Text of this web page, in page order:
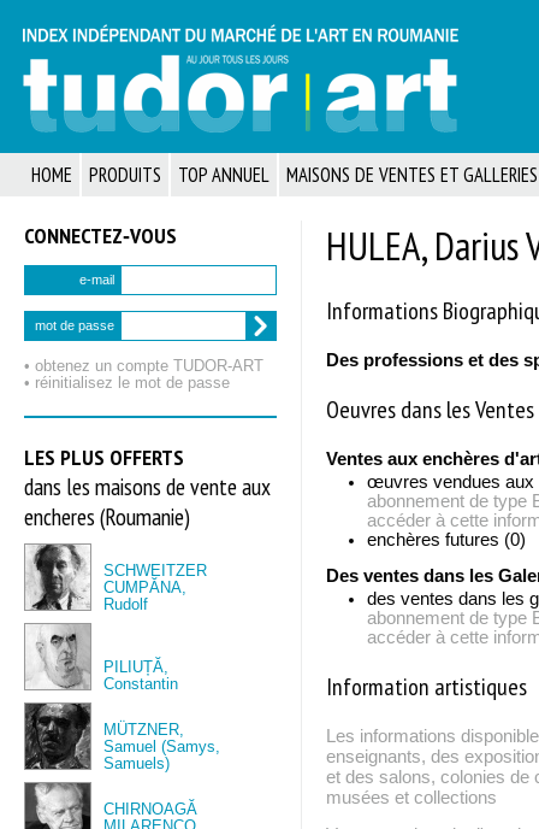
HOME PRODUITS TOP ANNUEL MAISONS DE VENTES ET GALLERIES
CONNECTEZ‑VOUS
e-mail
mot de passe
• obtenez un compte TUDOR‑ART
• réinitialisez le mot de passe
LES PLUS OFFERTS
dans les maisons de vente aux
encheres (Roumanie)
SCHWEITZER
CUMPĂNA,
Rudolf
PILIUȚĂ,
Constantin
MÜTZNER,
Samuel (Samys,
Samuels)
CHIRNOAGĂ
HULEA, Darius
Informations
Des professions et des
Oeuvres dans les
Ventes aux enchères
œuvres vendues
abonnement de type
accéder à cette
enchères futures (0)
Des ventes dans les
des ventes dans les
abonnement de type
accéder à cette
Information artistiques
Les informations
enseignants, des
et des salons, colonies de
musées et collections